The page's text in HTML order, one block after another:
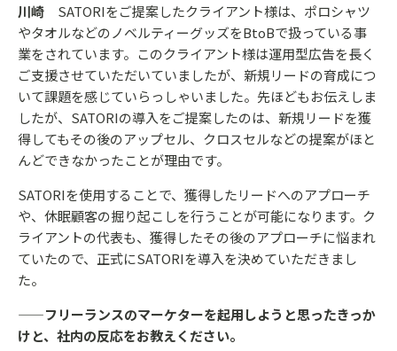
川崎 SATORIをご提案したクライアント様は、ポロシャツ
やタオルなどのノベルティーグッズをBtoBで扱っている事
業をされています。このクライアント様は運用型広告を長く
ご支援させていただいていましたが、新規リードの育成につ
いて課題を感じていらっしゃいました。先ほどもお伝えしま
したが、SATORIの導入をご提案したのは、新規リードを獲
得してもその後のアップセル、クロスセルなどの提案がほと
んどできなかったことが理由です。
SATORIを使用することで、獲得したリードへのアプローチ
や、休眠顧客の掘り起こしを行うことが可能になります。ク
ライアントの代表も、獲得したその後のアプローチに悩まれ
ていたので、正式にSATORIを導入を決めていただきまし
た。
——フリーランスのマーケターを起用しようと思ったきっか
けと、社内の反応をお教えください。